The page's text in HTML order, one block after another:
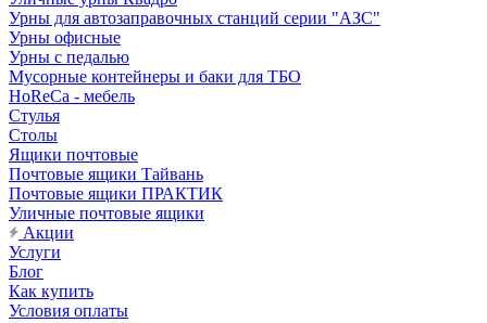
Урны для автозаправочных станций серии "АЗС"
Урны офисные
Урны с педалью
Мусорные контейнеры и баки для ТБО
HoReCa - мебель
Стулья
Столы
Ящики почтовые
Почтовые ящики Тайвань
Почтовые ящики ПРАКТИК
Уличные почтовые ящики
Акции
Услуги
Блог
Как купить
Условия оплаты